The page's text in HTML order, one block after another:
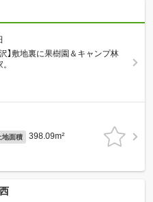
】敷地裏に果樹園＆キャンプ林
地面積 398.09m²